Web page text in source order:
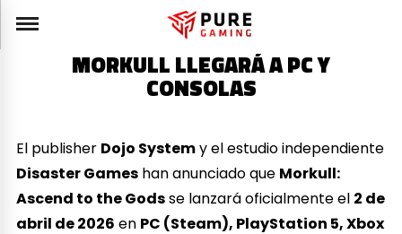
MORKULL LLEGARÁ A PC Y
CONSOLAS
El publisher Dojo Systemy el estudio independiente
Disaster Games han anunciado que Morkull:
Ascend to the Godsse lanzará oficialmente el 2 de
abril de 2026 en PC (Steam), PlayStation 5, Xbox